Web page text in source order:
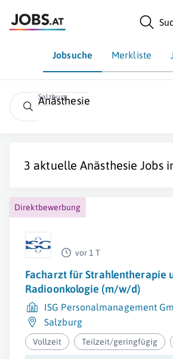
Jobsuche Merkliste
Salzburg
Anästhesie
3 aktuelleAnästhesie Jobs
Direktbewerbung
vor 1 T
Facharzt für Strahlentherapie
Radioonkologie (m/w/d)
ISG Personalmanagement
Salzburg
Vollzeit Teilzeit/geringfügig